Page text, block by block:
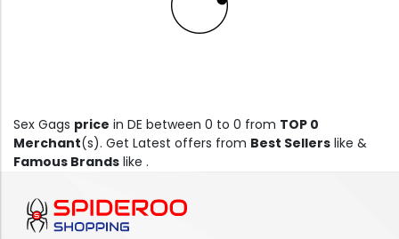
Sex Gags price in DE between 0 to 0 from TOP 0
Merchant(s). Get Latest offers from Best Sellers like &
Famous Brands like .